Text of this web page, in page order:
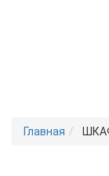
Главная